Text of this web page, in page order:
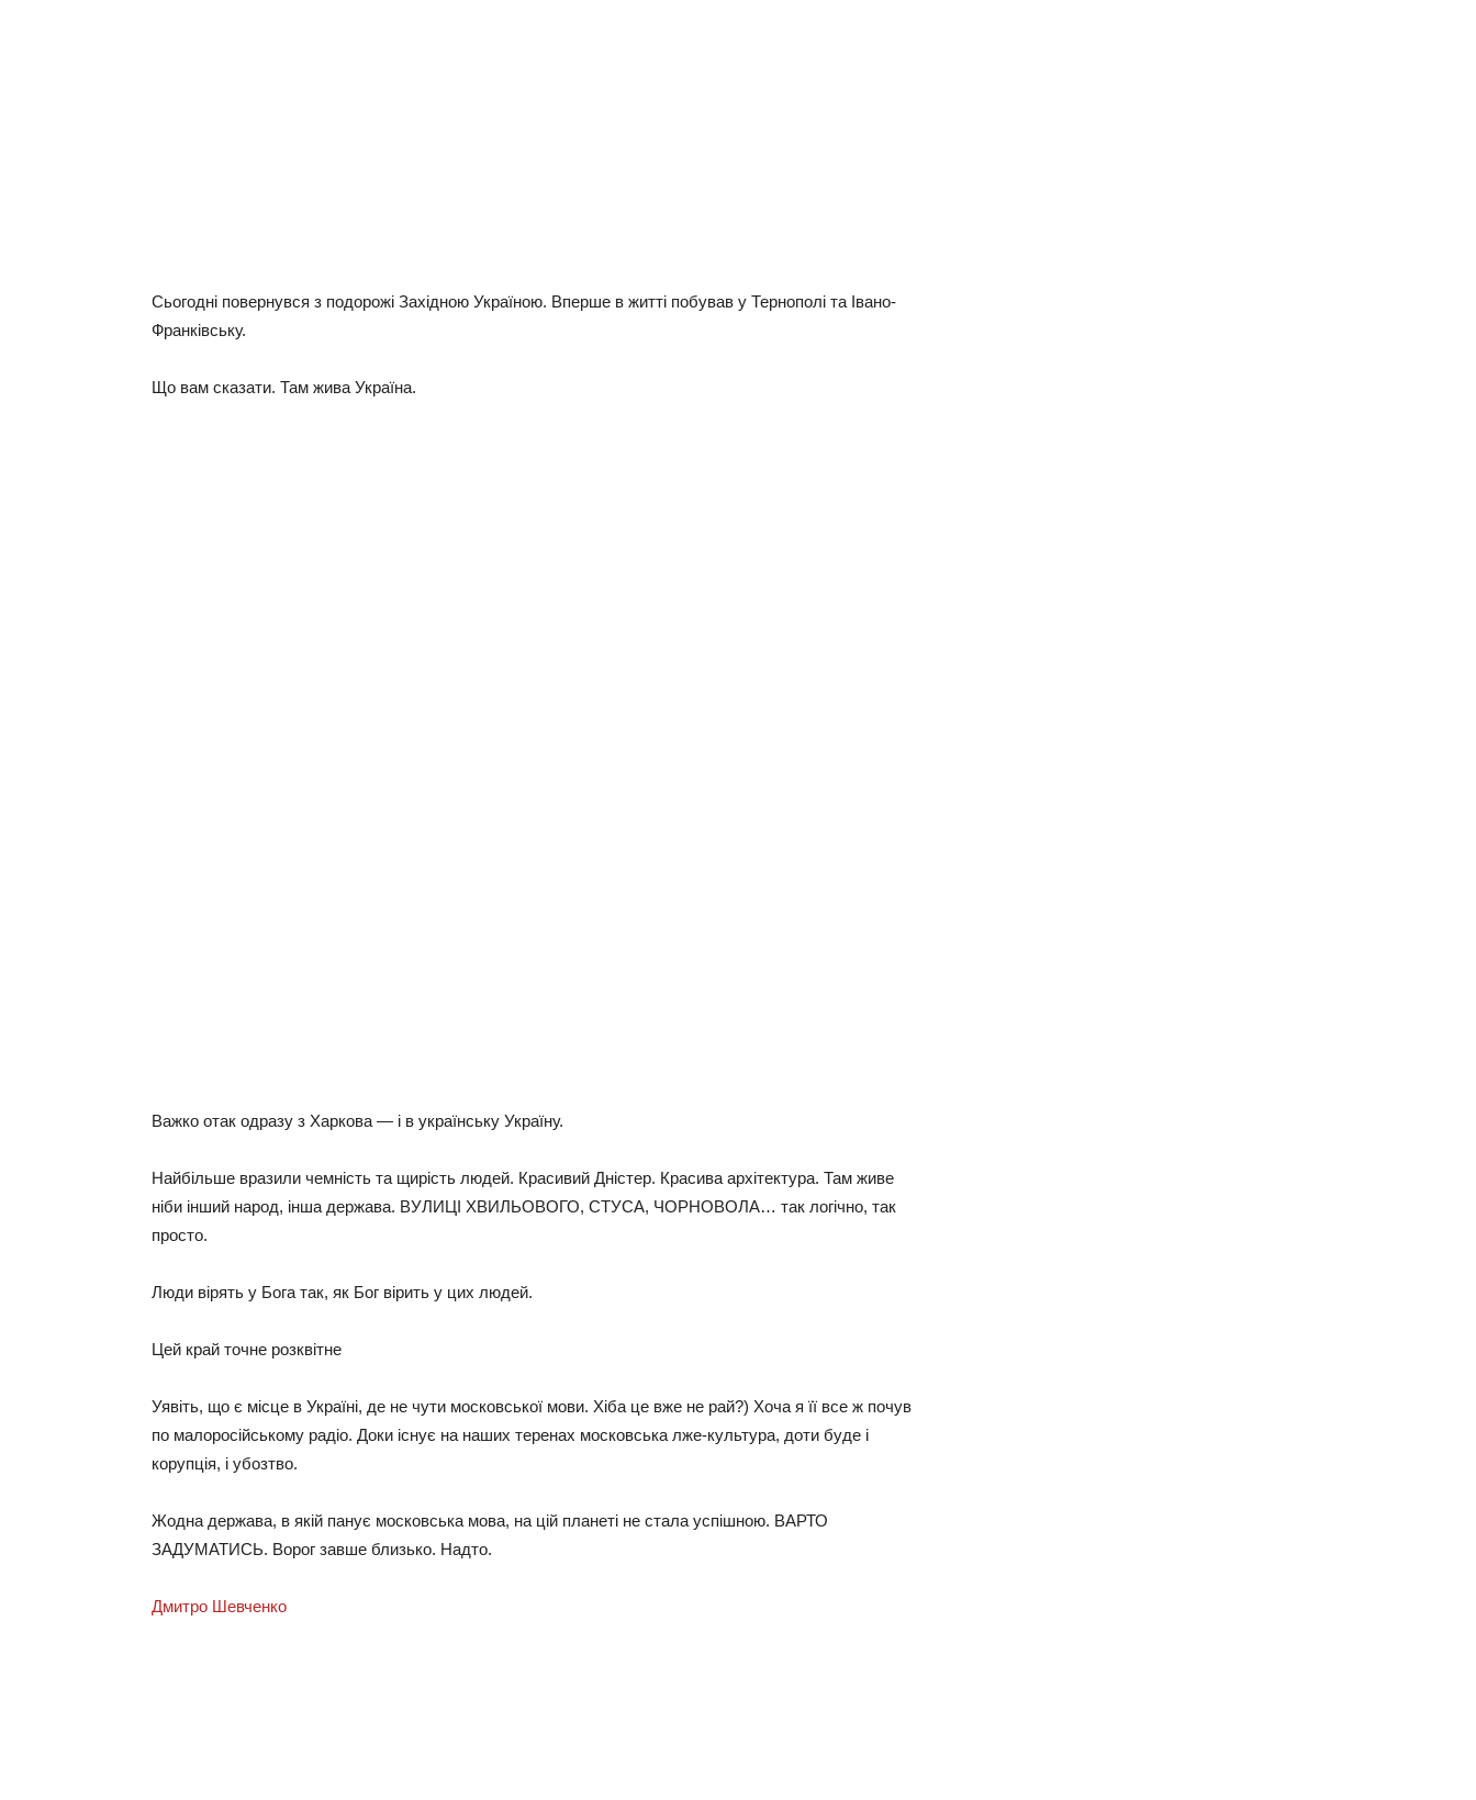
Сьогодні повернувся з подорожі Західною Україною. Вперше в житті побував у Тернополі та Івано-
Франківську.
Що вам сказати. Там жива Україна.
Важко отак одразу з Харкова — і в українську Україну.
Найбільше вразили чемність та щирість людей. Красивий Дністер. Красива архітектура. Там живе
ніби інший народ, інша держава. ВУЛИЦІ ХВИЛЬОВОГО, СТУСА, ЧОРНОВОЛА… так логічно, так
просто.
Люди вірять у Бога так, як Бог вірить у цих людей.
Цей край точне розквітне
Уявіть, що є місце в Україні, де не чути московської мови. Хіба це вже не рай?) Хоча я її все ж почув
по малоросійському радіо. Доки існує на наших теренах московська лже-культура, доти буде і
корупція, і убозтво.
Жодна держава, в якій панує московська мова, на цій планеті не стала успішною. ВАРТО
ЗАДУМАТИСЬ. Ворог завше близько. Надто.
Дмитро Шевченко